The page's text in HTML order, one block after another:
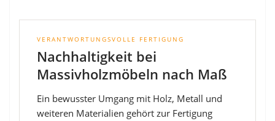
VERANTWORTUNGSVOLLE FERTIGUNG
Nachhaltigkeit bei
Massivholzmöbeln nach Maß
Ein bewusster Umgang mit Holz, Metall und
weiteren Materialien gehört zur Fertigung